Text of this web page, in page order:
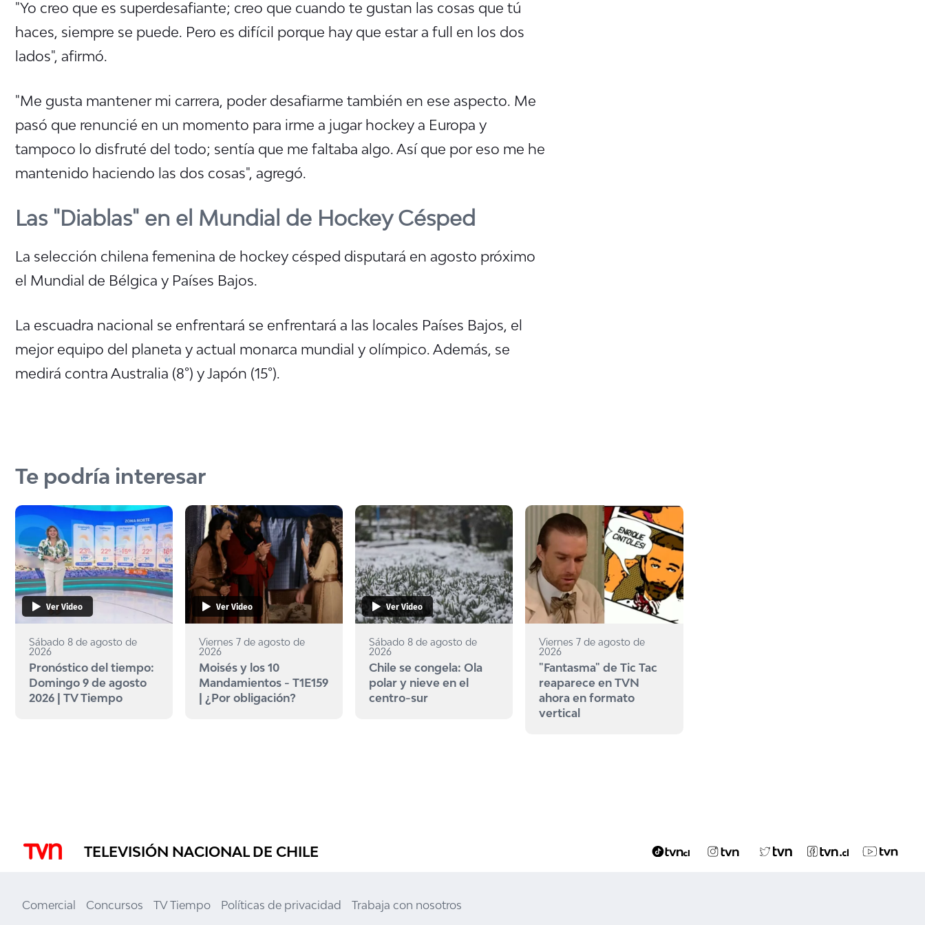
"Yo creo que es superdesafiante; creo que cuando te gustan las cosas que tú
haces, siempre se puede. Pero es difícil porque hay que estar a full en los dos
lados", afirmó.
"Me gusta mantener mi carrera, poder desafiarme también en ese aspecto. Me
pasó que renuncié en un momento para irme a jugar hockey a Europa y
tampoco lo disfruté del todo; sentía que me faltaba algo. Así que por eso me he
mantenido haciendo las dos cosas", agregó.
Las "Diablas" en el Mundial de Hockey Césped
La selección chilena femenina de hockey césped disputará en agosto próximo
el Mundial de Bélgica y Países Bajos.
La escuadra nacional se enfrentará se enfrentará a las locales Países Bajos, el
mejor equipo del planeta y actual monarca mundial y olímpico. Además, se
medirá contra Australia (8°) y Japón (15°).
Te podría interesar
Ver Video
Sábado 8 de agosto de
2026
Pronóstico del tiempo:
Domingo 9 de agosto
2026 | TV Tiempo
Ver Video
Viernes 7 de agosto de
2026
Moisés y los 10
Mandamientos - T1E159
| ¿Por obligación?
Ver Video
Sábado 8 de agosto de
2026
Chile se congela: Ola
polar y nieve en el
centro-sur
Viernes 7 de agosto de
2026
"Fantasma" de Tic Tac
reaparece en TVN
ahora en formato
vertical
TELEVISIÓN NACIONAL DE CHILE
Comercial Concursos TV Tiempo Políticas de privacidad Trabaja con nosotros